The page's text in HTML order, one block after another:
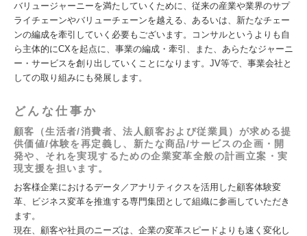
バリュージャーニーを満たしていくために、従来の産業や業界のサプ
ライチェーンやバリューチェーンを越える、あるいは、新たなチェー
ンの編成を牽引していく必要もございます。コンサルというよりも自
ら主体的にCXを起点に、事業の編成・牽引、また、あらたなジャーニ
ー・サービスを創り出していくことになります。JV等で、事業会社と
しての取り組みにも発展します。
どんな仕事か
顧客（生活者/消費者、法人顧客および従業員）が求める提
供価値/体験を再定義し、新たな商品/サービスの企画・開
発や、それを実現するための企業変革全般の計画立案・実
現支援を担います。
お客様企業におけるデータ／アナリティクスを活用した顧客体験変
革、ビジネス変革を推進する専門集団として組織に参画していただき
ます。
現在、顧客や社員のニーズは、企業の変革スピードよりも速く変化し